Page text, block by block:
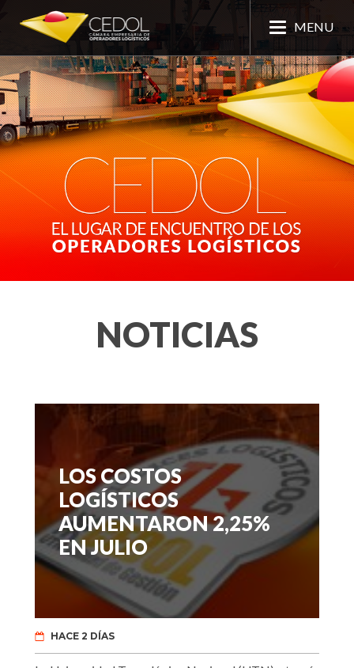
MENU
NOTICIAS
LOS COSTOS
LOGÍSTICOS
AUMENTARON 2,25%
EN JULIO
HACE 2 DÍAS